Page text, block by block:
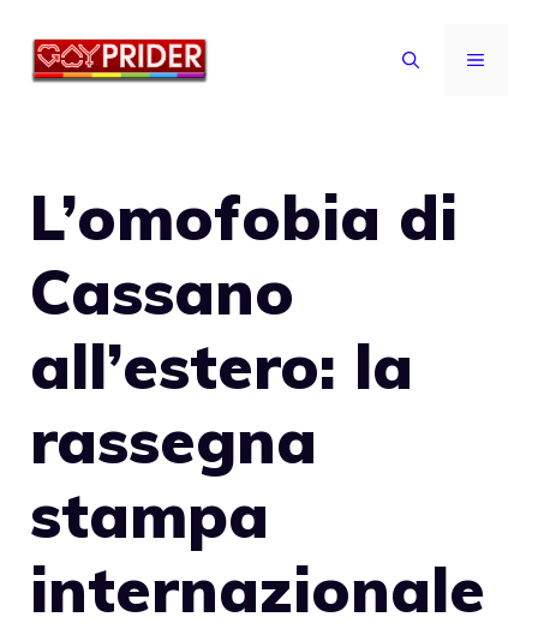
MENU
L’omofobia di
Cassano
all’estero: la
rassegna
stampa
internazionale